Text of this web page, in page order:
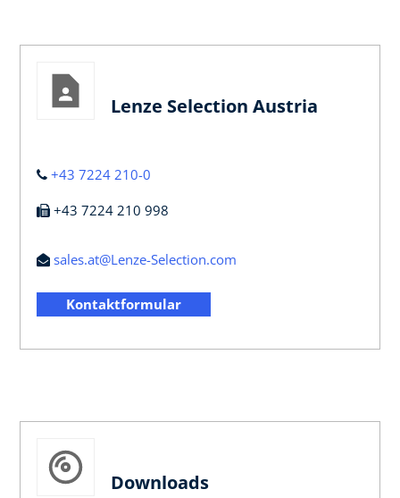
Lenze Selection Austria
+43 7224 210-0
+43 7224 210 998
sales.at@Lenze-Selection.com
Kontaktformular
Downloads